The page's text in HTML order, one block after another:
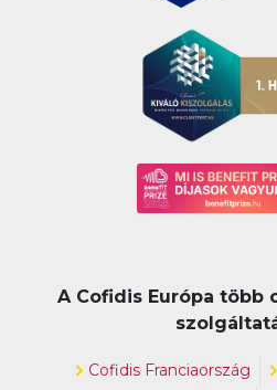
A Cofidis Európa több
Cofidis Franciaország